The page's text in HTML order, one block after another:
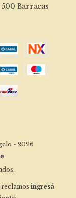
Barracas
- 2026
reclamos ingresá